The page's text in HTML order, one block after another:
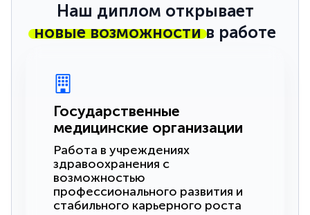
Наш диплом открывает
новые возможностив работе
Государственные
медицинские организации
Работа в учреждениях
здравоохранения с
возможностью
профессионального развития и
стабильного карьерного роста